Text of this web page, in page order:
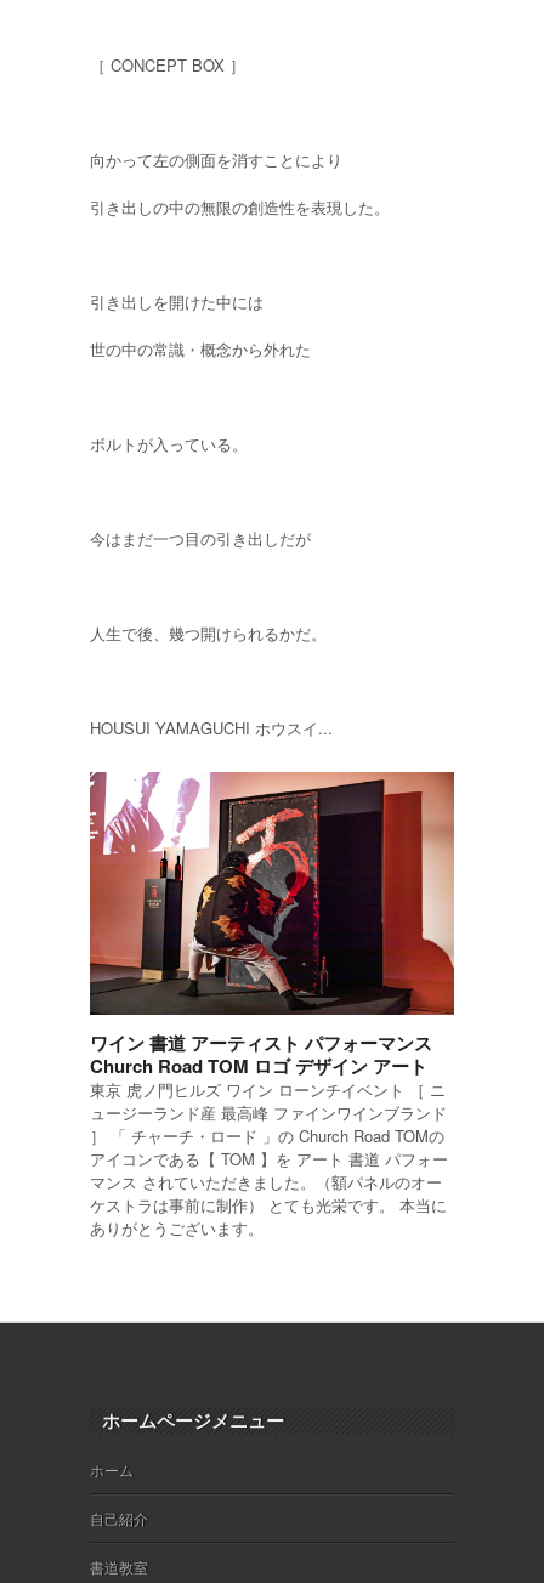
［ CONCEPT BOX ］
向かって左の側面を消すことにより
引き出しの中の無限の創造性を表現した。
引き出しを開けた中には
世の中の常識・概念から外れた
ボルトが入っている。
今はまだ一つ目の引き出しだが
人生で後、幾つ開けられるかだ。
HOUSUI YAMAGUCHI ホウスイ...
ワイン 書道 アーティスト パフォーマンス
Church Road TOM ロゴ デザイン アート
東京 虎ノ門ヒルズ ワイン ローンチイベント ［ ニ
ュージーランド産 最高峰 ファインワインブランド
］ 「 チャーチ・ロード 」の Church Road TOMの
アイコンである【 TOM 】を アート 書道 パフォー
マンス されていただきました。（額パネルのオー
ケストラは事前に制作） とても光栄です。 本当に
ありがとうございます。
ホームページメニュー
ホーム
自己紹介
書道教室